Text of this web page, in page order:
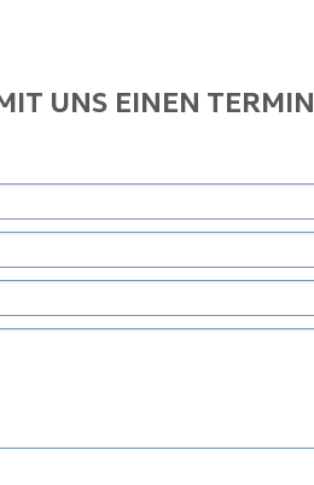
UNS EINEN TERMIN